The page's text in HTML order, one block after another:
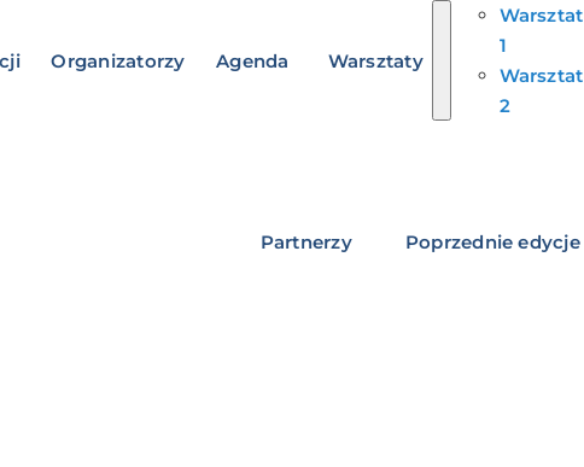
Organizatorzy Agenda Warsztaty
Warsztat
1
Warsztat
2
Partnerzy Poprzednie edycje